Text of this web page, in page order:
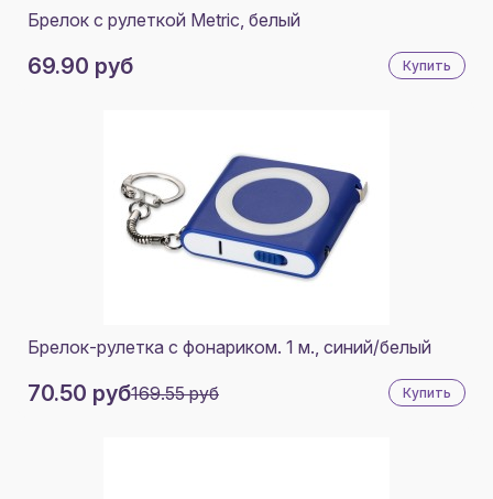
Брелок с рулеткой Metric, белый
69.90 руб Купить
Брелок-рулетка с фонариком. 1 м., синий/белый
70.50 руб169.55 руб Купить